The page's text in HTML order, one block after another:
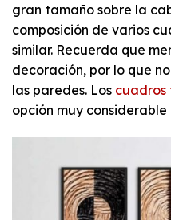
gran tamaño sobre la
composición de varios
similar. Recuerda que
decoración, por lo que
las paredes. Los cuadros
opción muy